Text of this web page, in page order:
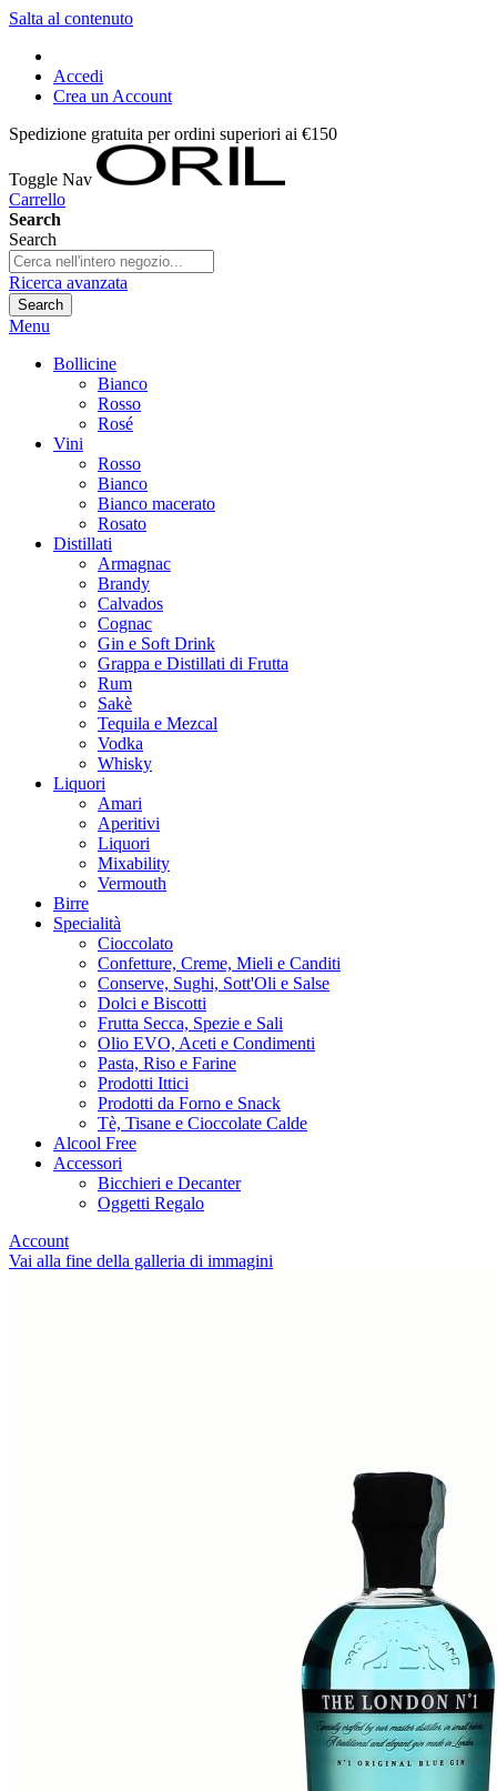
Salta al contenuto
Accedi
Crea un Account
Spedizione gratuita per ordini superiori ai €150
Toggle Nav
Carrello
Search
Search
Ricerca avanzata
Search
Menu
Bollicine
Bianco
Rosso
Rosé
Vini
Rosso
Bianco
Bianco macerato
Rosato
Distillati
Armagnac
Brandy
Calvados
Cognac
Gin e Soft Drink
Grappa e Distillati di Frutta
Rum
Sakè
Tequila e Mezcal
Vodka
Whisky
Liquori
Amari
Aperitivi
Liquori
Mixability
Vermouth
Birre
Specialità
Cioccolato
Confetture, Creme, Mieli e Canditi
Conserve, Sughi, Sott'Oli e Salse
Dolci e Biscotti
Frutta Secca, Spezie e Sali
Olio EVO, Aceti e Condimenti
Pasta, Riso e Farine
Prodotti Ittici
Prodotti da Forno e Snack
Tè, Tisane e Cioccolate Calde
Alcool Free
Accessori
Bicchieri e Decanter
Oggetti Regalo
Account
Vai alla fine della galleria di immagini